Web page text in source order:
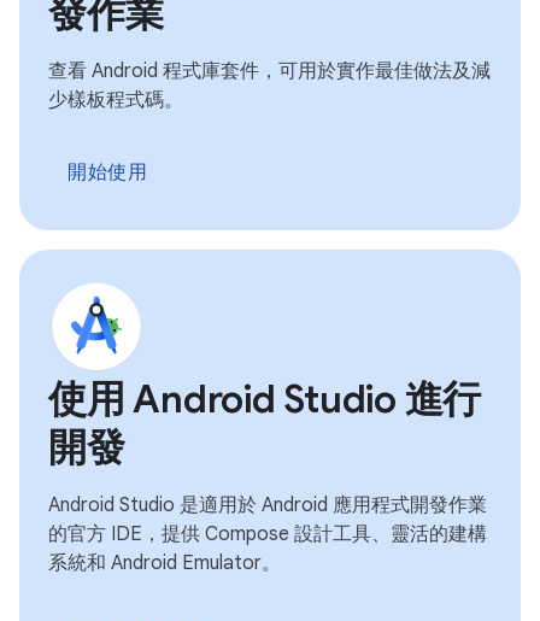
發作業
查看 Android 程式庫套件，可用於實作最佳做法及減
少樣板程式碼。
開始使用
使用 Android Studio 進行
開發
Android Studio 是適用於 Android 應用程式開發作業
的官方 IDE，提供 Compose 設計工具、靈活的建構
系統和 Android Emulator。